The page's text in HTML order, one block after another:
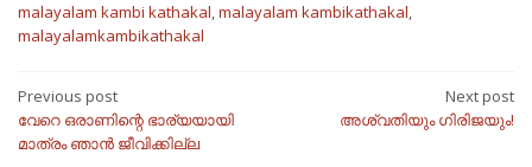
malayalam kambi kathakal,malayalam kambikathakal,
malayalamkambikathakal
Post
navigation
Previous post
വേറെ ഒരാണിന്റെ ഭാര്യയായി
മാത്രം ഞാൻ ജീവിക്കില്ല
Next post
അശ്വതിയും ഗിരിജയും!